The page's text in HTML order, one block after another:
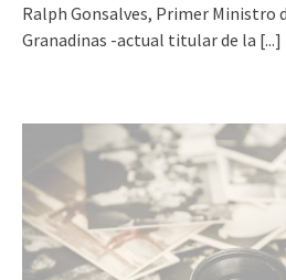
Ralph Gonsalves, Primer Ministro
Granadinas -actual titular de la [...]